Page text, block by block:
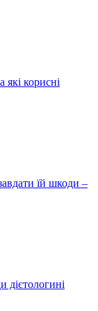
корисні
їй шкоди –
дієтологині